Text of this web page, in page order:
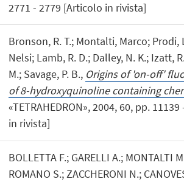
2771 - 2779 [Articolo in rivista]
Bronson, R. T.; Montalti, Marco; Prodi,
Nelsi; Lamb, R. D.; Dalley, N. K.; Izatt,
M.; Savage, P. B., Origins of 'on-off'
of 8-hydroxyquinoline containing
«TETRAHEDRON», 2004, 60, pp.
in rivista]
BOLLETTA F.; GARELLI A.; MONTALTI
ROMANO S.; ZACCHERONI N.;